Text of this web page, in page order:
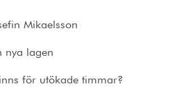
Mikaelsson
nya lagen
för utökade timmar?